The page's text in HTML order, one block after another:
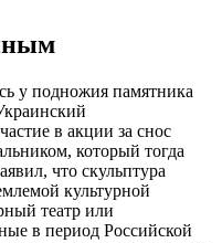
у подножия памятника
в акции за снос
который тогда
что скульптура
культурной
театр или
в период Российской